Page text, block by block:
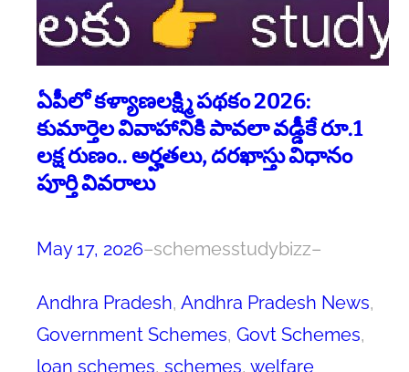
ఏపీలో కళ్యాణలక్ష్మి పథకం 2026:
కుమార్తెల వివాహానికి పావలా వడ్డీకే రూ.1
లక్ష రుణం.. అర్హతలు, దరఖాస్తు విధానం
పూర్తి వివరాలు
May 17, 2026–schemesstudybizz–
Andhra Pradesh, Andhra Pradesh News
Government Schemes, Govt Schemes
loan schemes, schemes, welfare